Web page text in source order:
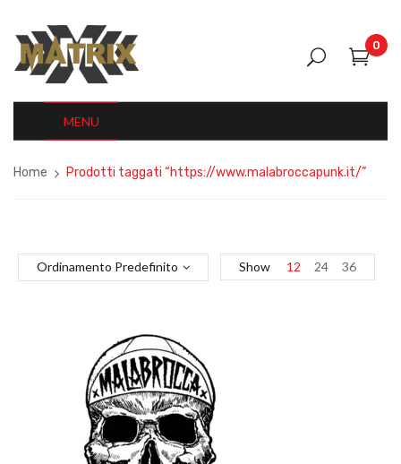
0
MENU
Home Prodotti taggati “https://www.malabroccapunk.it/”
Ordinamento Predefinito Show 12 24 36